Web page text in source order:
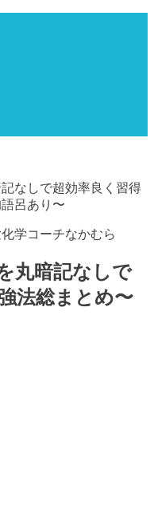
なしで超効率良く習得
呂あり〜
学コーチなかむら
丸暗記なしで
法総まとめ〜